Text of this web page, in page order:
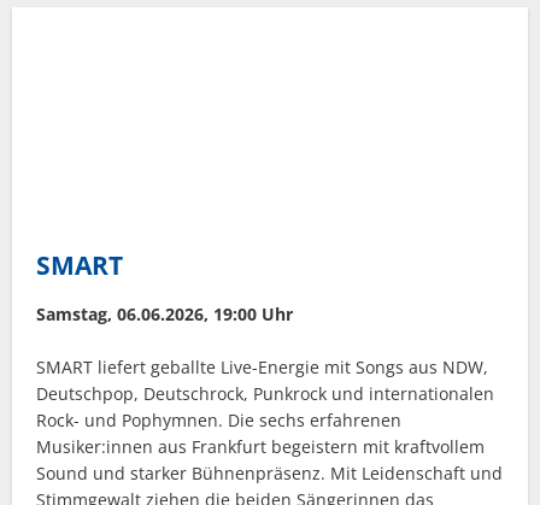
SMART
Samstag, 06.06.2026, 19:00 Uhr
SMART liefert geballte Live-Energie mit Songs aus NDW,
Deutschpop, Deutschrock, Punkrock und internationalen
Rock- und Pophymnen. Die sechs erfahrenen
Musiker:innen aus Frankfurt begeistern mit kraftvollem
Sound und starker Bühnenpräsenz. Mit Leidenschaft und
Stimmgewalt ziehen die beiden Sängerinnen das